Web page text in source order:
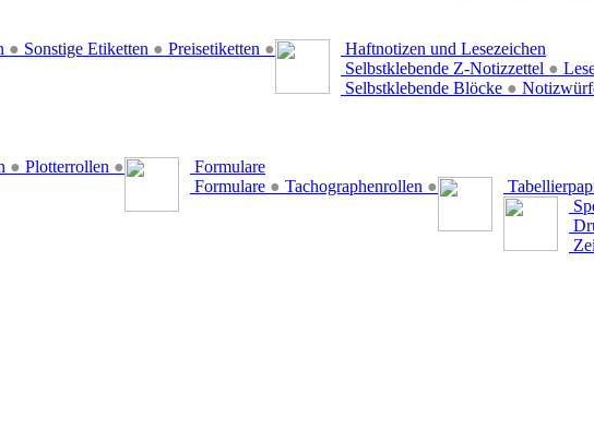
● Sonstige Etiketten ● Preisetiketten ●
Haftnotizen und Lesezeichen
Selbstklebende Z-Notizzettel ●
Selbstklebende Blöcke ●
● Plotterrollen ●
Formulare
Formulare ● Tachographenrollen ●